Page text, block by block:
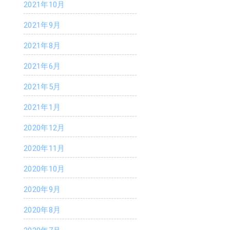
2021年10月
2021年9月
2021年8月
2021年6月
2021年5月
2021年1月
2020年12月
2020年11月
2020年10月
2020年9月
2020年8月